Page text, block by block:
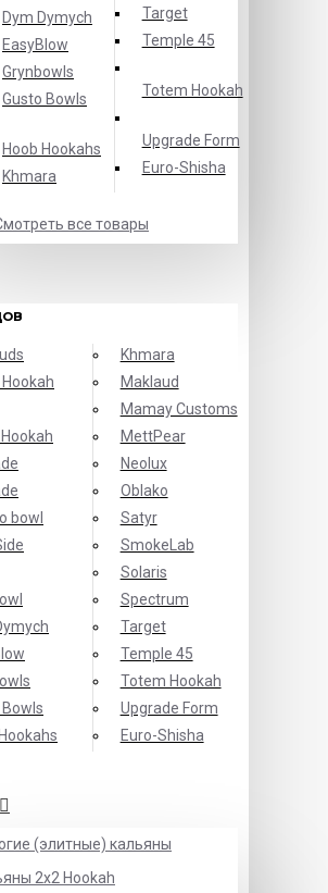
Dym Dymych
EasyBlow
Grynbowls
Gusto Bowls
Hoob Hookahs
Khmara
Target
Temple 45
Totem Hookah
Upgrade Form
Еuro-Shisha
все товары
bowl
Khmara
Maklaud
Mamay Customs
MettPear
Neolux
Oblako
Satyr
SmokeLab
Solaris
Spectrum
Target
Temple 45
Totem Hookah
Upgrade Form
Еuro-Shisha
(элитные) кальяны
2х2 Hookah